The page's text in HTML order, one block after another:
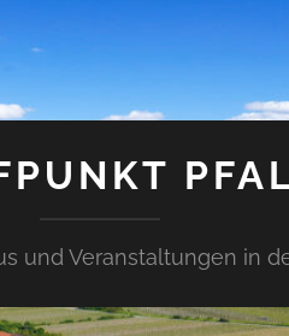
und Veranstaltungen in